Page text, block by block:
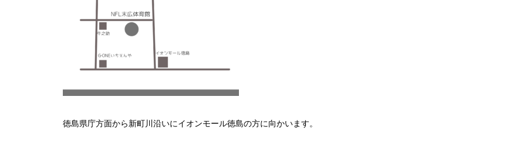
徳島県庁方面から新町川沿いにイオンモール徳島の方に向かいます。